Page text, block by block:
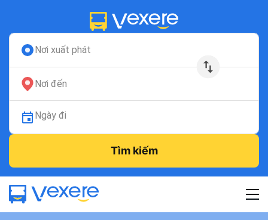
Nơi xuất phát
Nơi đến
Ngày đi
Tìm kiếm